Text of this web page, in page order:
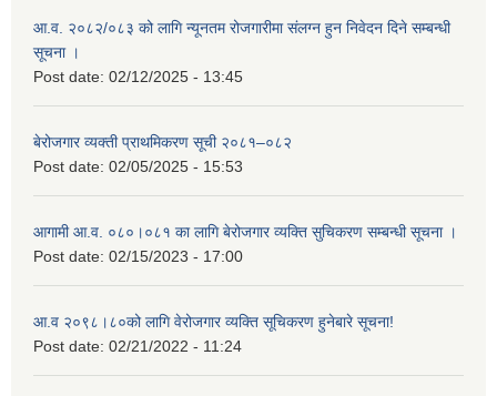
आ.व. २०८२/०८३ को लागि न्यूनतम रोजगारीमा संलग्न हुन निवेदन दिने सम्बन्धी
सूचना ।
Post date: 02/12/2025 - 13:45
बेरोजगार व्यक्ती प्राथमिकरण सूची २०८१–०८२
Post date: 02/05/2025 - 15:53
आगामी आ.व. ०८०।०८१ का लागि बेरोजगार व्यक्ति सुचिकरण सम्बन्धी सूचना ।
Post date: 02/15/2023 - 17:00
आ.व २०९८।८०को लागि वेरोजगार व्यक्ति सूचिकरण हुनेबारे सूचना!
Post date: 02/21/2022 - 11:24